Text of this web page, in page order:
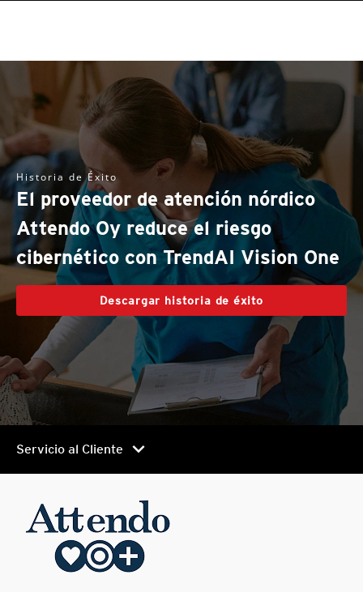
Historia de Éxito
El proveedor de atención nórdico
Attendo Oy reduce el riesgo
cibernético con TrendAI Vision One
Descargar historia de éxito
Servicio al Cliente chevron_right